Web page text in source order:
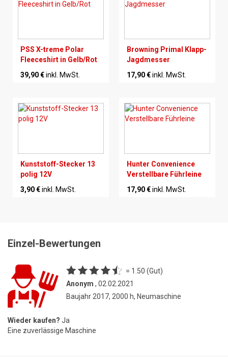
PSS X-treme Polar
Fleeceshirt in Gelb/Rot
39,90 €inkl. MwSt.
Browning Primal Klapp-
Jagdmesser
17,90 €inkl. MwSt.
Kunststoff-Stecker 13
polig 12V
3,90 €inkl. MwSt.
Hunter Convenience
Verstellbare Führleine
17,90 €inkl. MwSt.
Einzel-Bewertungen
= 1.50 (Gut)
Anonym , 02.02.2021
Baujahr 2017, 2000 h, Neumaschine
Wieder kaufen? Ja
Eine zuverlässige Maschine